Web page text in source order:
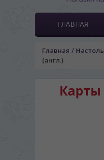
ГЛАВНАЯ
Главная /
(англ.)
Карты